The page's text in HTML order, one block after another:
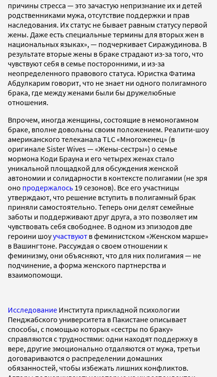
причины стресса — это зачастую непризнание их и детей
родственниками мужа, отсутствие поддержки и прав
наследования. Их статус не бывает равным статусу первой
жены. Даже есть специальные термины для вторых жен в
национальных языках», — подчеркивает Сиражудинова. В
результате вторые жены в браке страдают из-за того, что
чувствуют себя в семье посторонними, и из-за
неопределенного правового статуса. Юристка Фатима
Абдулкарим говорит, что не знает ни одного полигамного
брака, где между женами были бы дружелюбные
отношения.
Впрочем, иногда женщины, состоящие в немоногамном
браке, вполне довольны своим положением. Реалити-шоу
американского телеканала TLC «Многоженец» (в
оригинале Sister Wives — «Жены-сестры») о семье
мормона Коди Брауна и его четырех женах стало
уникальной площадкой для обсуждения женской
автономии и солидарности в контексте полигамии (не зря
оно продержалось 19 сезонов). Все его участницы
утверждают, что решение вступить в полигамный брак
приняли самостоятельно. Теперь они делят семейные
заботы и поддерживают друг друга, а это позволяет им
чувствовать себя свободнее. В одном из эпизодов две
героини шоуучаствуют в феминистском «Женском марше»
в Вашингтоне. Рассуждая о своем отношении к
феминизму, они объясняют, что для них полигамия — не
подчинение, а форма женского партнерства и
взаимопомощи.
Исследование Института прикладной психологии
Пенджабского университета в Пакистане описывает
способы, с помощью которых «сестры по браку»
справляются с трудностями: одни находят поддержку в
вере, другие эмоционально отдаляются от мужа, третьи
договариваются о распределении домашних
обязанностей, чтобы избежать лишних конфликтов.